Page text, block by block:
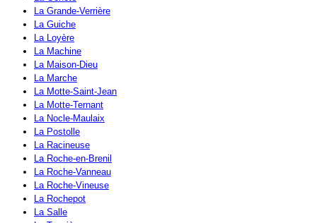
La Grande-Verrière
La Guiche
La Loyère
La Machine
La Maison-Dieu
La Marche
La Motte-Saint-Jean
La Motte-Ternant
La Nocle-Maulaix
La Postolle
La Racineuse
La Roche-en-Brenil
La Roche-Vanneau
La Roche-Vineuse
La Rochepot
La Salle